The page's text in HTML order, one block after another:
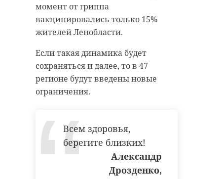
момент от гриппа
вакцинировались только 15%
жителей Ленобласти.
Если такая динамика будет
сохраняться и далее, то в 47
регионе будут введены новые
ограничения.
Всем здоровья,
берегите близких!
Александр
Дрозденко,